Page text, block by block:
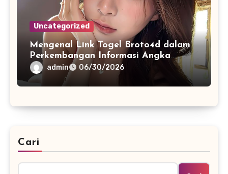
Uncategorized
Mengenal Link Togel Broto4d dalam
Perkembangan Informasi Angka
Digital
admin 06/30/2026
Cari